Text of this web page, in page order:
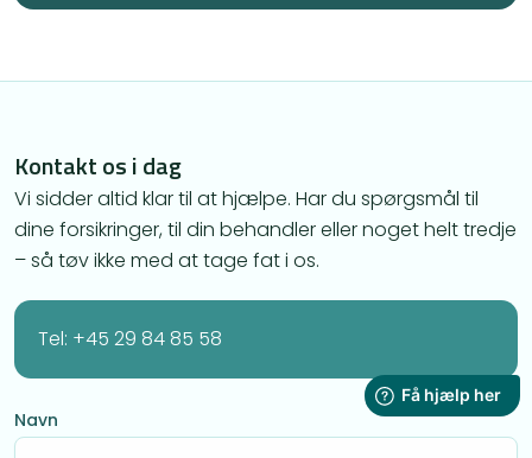
Kontakt os i dag
Vi sidder altid klar til at hjælpe. Har du spørgsmål til
dine forsikringer, til din behandler eller noget helt tredje
– så tøv ikke med at tage fat i os.
Tel: +45 29 84 85 58
Navn